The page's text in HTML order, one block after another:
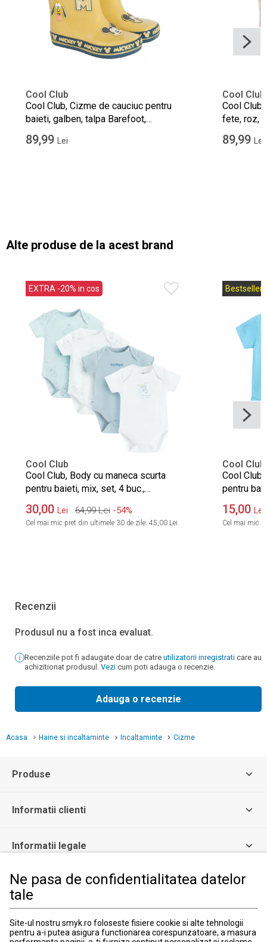
Ne pasa de confidentialitatea datelor
tale
Site-ul nostru smyk.ro foloseste fisiere cookie si alte tehnologii
pentru a-i putea asigura functionarea corespunzatoare, a masura
Cool Club
Cool Club, Cizme de cauciuc pentru
baieti, galben, talpa Barefoot,
imprimeu Mickey Mouse
89,99 Lei
Cool Club
Cool
fete, roz,
Mickey
89,99 Lei
Alte produse de la acest brand
EXTRA -20% in cos
Cool Club
Cool Club, Body cu maneca scurta
pentru baieti, mix, set, 4 buc.,
imprimeu Dumbo
30,00 Lei 64,99 Lei -54%
Cel mai mic pret din ultimele 30 de zile: 45,00 Lei
Bestseller
Cool Club
Cool
pentru
15,00 Lei
Cel mai mic
Recenzii
Produsul nu a fost inca evaluat.
Recenziile pot fi adaugate doar de catre utilizatorii inregistrati care au
achizitionat produsul. Vezi cum poti adauga o recenzie.
Adauga o recenzie
Acasa Haine si incaltaminte Incaltaminte Cizme
Produse
Informatii clienti
Informatii legale
Serviciul Relatii Clienti
Formular de contact
031 40 50 900
Program:
Luni-vineri: 10:00-18:00